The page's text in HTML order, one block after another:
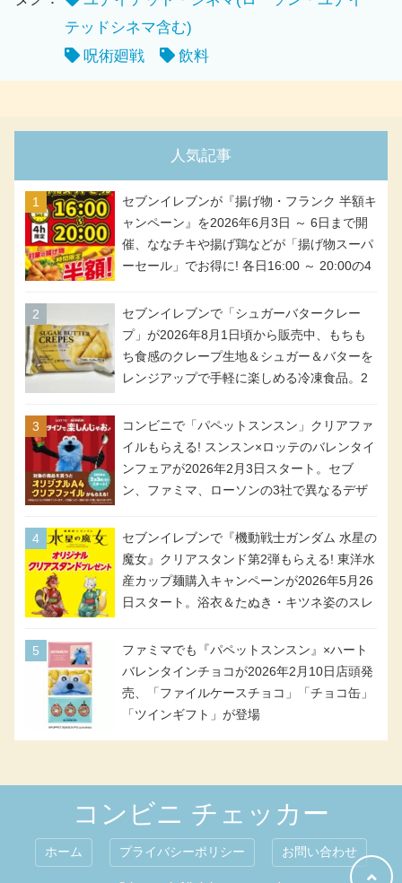
テッドシネマ含む)
呪術廻戦
飲料
人気記事
セブンイレブンが『揚げ物・フランク 半額キ
ャンペーン』を2026年6月3日 ～ 6日まで開
催、ななチキや揚げ鶏などが「揚げ物スーパ
ーセール」でお得に! 各日16:00 ～ 20:00の4
アメリカンドッグが税抜き69円!
セブンイレブンで「シュガーバタークレー
プ」が2026年8月1日頃から販売中、もちも
ち食感のクレープ生地＆シュガー＆バターを
レンジアップで手軽に楽しめる冷凍食品。2
コンビニで「パペットスンスン」クリアファ
イルもらえる! スンスン×ロッテのバレンタイ
ンフェアが2026年2月3日スタート。セブ
ン、ファミマ、ローソンの3社で異なるデザ
セブンイレブンで『機動戦士ガンダム 水星の
魔女』クリアスタンド第2弾もらえる! 東洋水
産カップ麺購入キャンペーンが2026年5月26
日スタート。浴衣＆たぬき・キツネ姿のスレ
号・5号) / シャディクが全6種のクリアスタ
ンドになって登場!
ファミマでも『パペットスンスン』×ハート
バレンタインチョコが2026年2月10日店頭発
売、「ファイルケースチョコ」「チョコ缶」
「ツインギフト」が登場
コンビニ チェッカー
ホーム プライバシーポリシー お問い合わせ